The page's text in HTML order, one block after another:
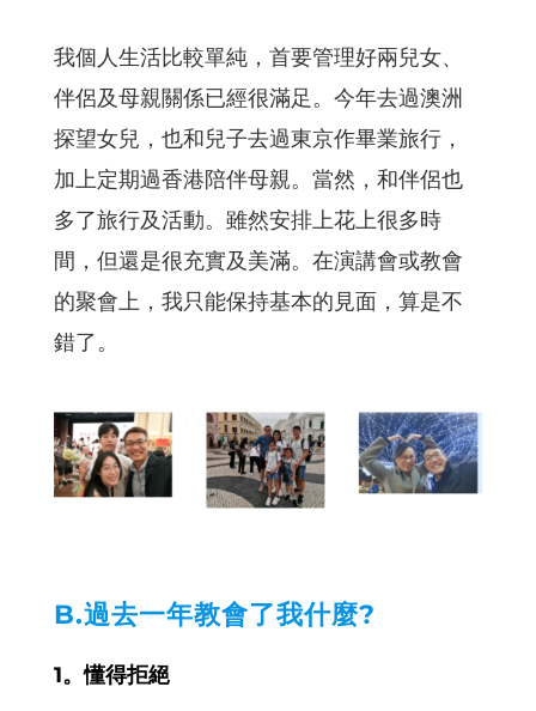
我個人生活比較單純，首要管理好兩兒女、
伴侶及母親關係已經很滿足。今年去過澳洲
探望女兒，也和兒子去過東京作畢業旅行，
加上定期過香港陪伴母親。當然，和伴侶也
多了旅行及活動。雖然安排上花上很多時
間，但還是很充實及美滿。在演講會或教會
的聚會上，我只能保持基本的見面，算是不
錯了。
B.過去一年教會了我什麼?
1。懂得拒絕